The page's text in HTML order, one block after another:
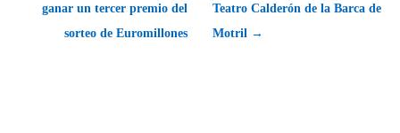
ganar un tercer premio del
sorteo de Euromillones
Teatro Calderón de la Barca de
Motril →